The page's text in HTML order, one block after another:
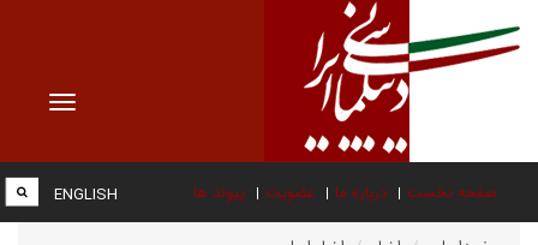
Toggle
صفحه نخست درباره ما عضویت پیوند ها ENGLISH